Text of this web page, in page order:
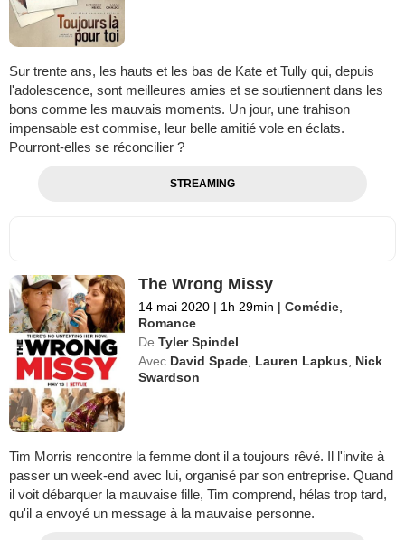
Sur trente ans, les hauts et les bas de Kate et Tully qui, depuis
l'adolescence, sont meilleures amies et se soutiennent dans les
bons comme les mauvais moments. Un jour, une trahison
impensable est commise, leur belle amitié vole en éclats.
Pourront-elles se réconcilier ?
STREAMING
The Wrong Missy
14 mai 2020 | 1h 29min | Comédie
Romance
De Tyler Spindel
Avec David Spade Lauren Lapkus
Nick
Swardson
Tim Morris rencontre la femme dont il a toujours rêvé. Il l'invite à
passer un week-end avec lui, organisé par son entreprise. Quand
il voit débarquer la mauvaise fille, Tim comprend, hélas trop tard,
qu'il a envoyé un message à la mauvaise personne.